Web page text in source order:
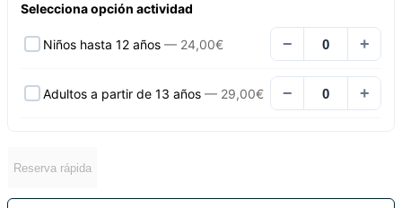
Selecciona opción actividad
Niños hasta 12 años — 24,00€ − +
Adultos a partir de 13 años — 29,00€ − +
Reserva rápida